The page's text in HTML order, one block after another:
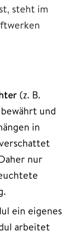
steht im
(z. B.
und
in
nur
ein eigenes
arbeitet